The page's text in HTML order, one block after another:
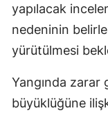
yapılacak
nedeninin
yürütülmesi
Yangında zarar
büyüklüğüne